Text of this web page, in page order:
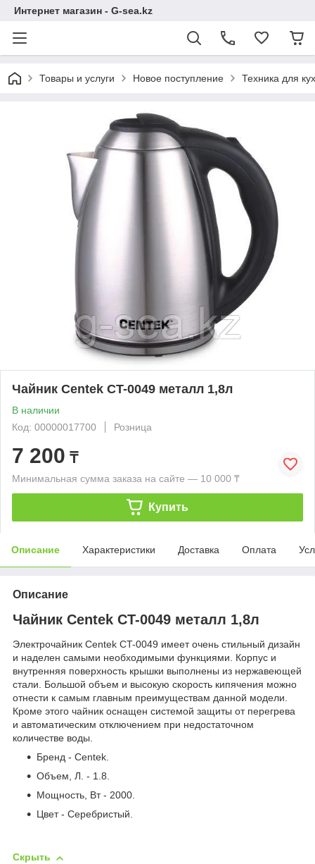
Интернет магазин - G-sea.kz
Товары и услуги Новое поступление Техника для
Чайник Centek CT-0049 металл 1,8л
В наличии
Код: 00000017700
Розница
7 200 ₸
Минимальная сумма заказа на сайте — 10 000 ₸
Купить
Описание Характеристики Доставка Оплата
Описание
Чайник Centek CT-0049 металл 1,8л
Электрочайник Centek CT-0049 имеет очень стильный дизайн
и наделен самыми необходимыми функциями. Корпус и
внутренняя поверхность крышки выполнены из нержавеющей
стали. Большой объем и высокую скорость кипячения можно
отнести к самым главным преимуществам данной модели.
Кроме этого чайник оснащен системой защиты от перегрева
и автоматическим отключением при недостаточном
количестве воды.
Бренд - Centek.
Объем, Л. - 1.8.
Мощность, Вт - 2000.
Цвет - Серебристый.
Скрыть